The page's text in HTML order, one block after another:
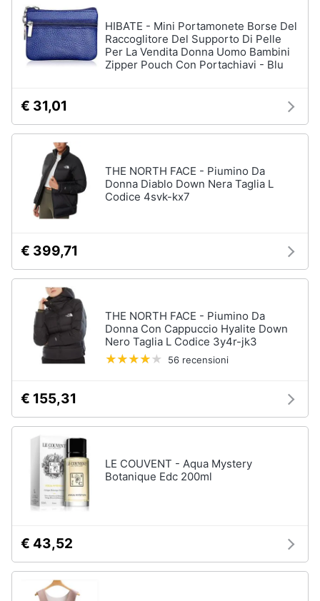
HIBATE - Mini Portamonete Borse Del
Raccoglitore Del Supporto Di Pelle
Per La Vendita Donna Uomo Bambini
Zipper Pouch Con Portachiavi - Blu
€ 31,01
THE NORTH FACE - Piumino Da
Donna Diablo Down Nera Taglia L
Codice 4svk-kx7
€ 399,71
THE NORTH FACE - Piumino Da
Donna Con Cappuccio Hyalite Down
Nero Taglia L Codice 3y4r-jk3
56 recensioni
€ 155,31
LE COUVENT - Aqua Mystery
Botanique Edc 200ml
€ 43,52